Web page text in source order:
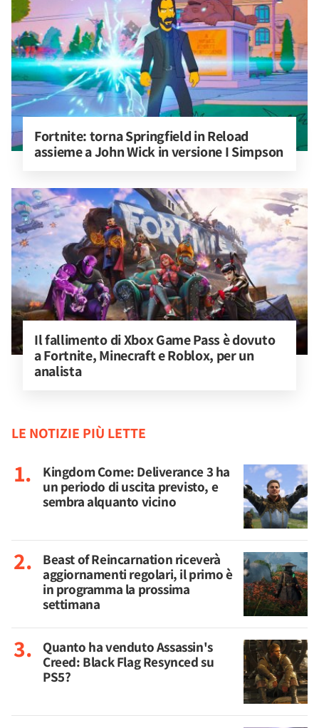
Fortnite: torna Springfield in Reload
assieme a John Wick in versione I Simpson
Il fallimento di Xbox Game Pass è dovuto
a Fortnite, Minecraft e Roblox, per un
analista
LE NOTIZIE PIÙ LETTE
Kingdom Come: Deliverance 3 ha
un periodo di uscita previsto, e
sembra alquanto vicino
Beast of Reincarnation riceverà
aggiornamenti regolari, il primo è
in programma la prossima
settimana
Quanto ha venduto Assassin's
Creed: Black Flag Resynced su
PS5?